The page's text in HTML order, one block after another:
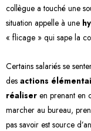
collègue a touché une
situation appelle à une
« flicage » qui sape la
Certains salariés se
des actions
réaliser en prenant en
marcher au bureau,
pas savoir est source